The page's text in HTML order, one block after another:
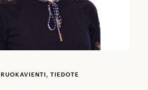
RUOKAVIENTI, TIEDOTE